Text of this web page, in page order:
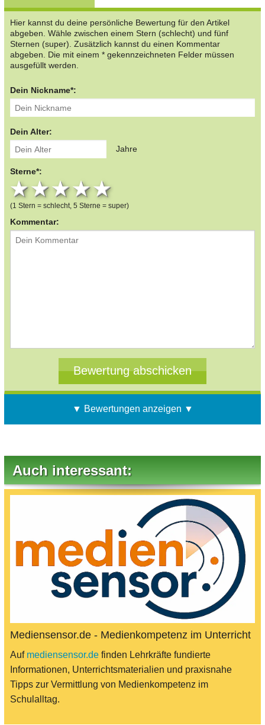
Hier kannst du deine persönliche Bewertung für den Artikel
abgeben. Wähle zwischen einem Stern (schlecht) und fünf
Sternen (super). Zusätzlich kannst du einen Kommentar
abgeben. Die mit einem * gekennzeichneten Felder müssen
ausgefüllt werden.
Dein Nickname*:
Dein Alter:
Jahre
Sterne*:
4 stars
3 stars
2 stars
1 star
(1 Stern = schlecht, 5 Sterne = super)
Kommentar:
▼ Bewertungen anzeigen ▼
Auch interessant:
Mediensensor.de - Medienkompetenz im Unterricht
Auf mediensensor.de finden Lehrkräfte fundierte
Informationen, Unterrichtsmaterialien und praxisnahe
Tipps zur Vermittlung von Medienkompetenz im
Schulalltag.